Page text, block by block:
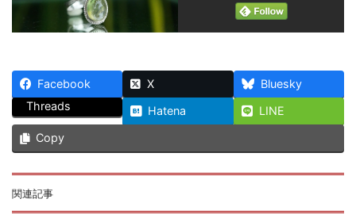
Facebook X
Bluesky
Threads
Hatena
LINE
Copy
関連記事